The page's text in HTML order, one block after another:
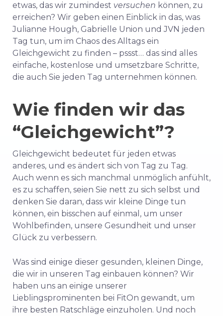
etwas, das wir zumindest versuchen können, zu
erreichen? Wir geben einen Einblick in das, was
Julianne Hough, Gabrielle Union und JVN jeden
Tag tun, um im Chaos des Alltags ein
Gleichgewicht zu finden – pssst… das sind alles
einfache, kostenlose und umsetzbare Schritte,
die auch Sie jeden Tag unternehmen können.
Wie finden wir das
“Gleichgewicht”?
Gleichgewicht bedeutet für jeden etwas
anderes, und es ändert sich von Tag zu Tag.
Auch wenn es sich manchmal unmöglich anfühlt,
es zu schaffen, seien Sie nett zu sich selbst und
denken Sie daran, dass wir kleine Dinge tun
können, ein bisschen auf einmal, um unser
Wohlbefinden, unsere Gesundheit und unser
Glück zu verbessern.
Was sind einige dieser gesunden, kleinen Dinge,
die wir in unseren Tag einbauen können? Wir
haben uns an einige unserer
Lieblingsprominenten bei FitOn gewandt, um
ihre besten Ratschläge einzuholen. Und noch